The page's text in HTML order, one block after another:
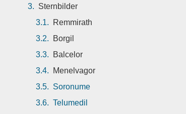
Sternbilder
Remmirath
Borgil
Balcelor
Menelvagor
Soronume
Telumedil